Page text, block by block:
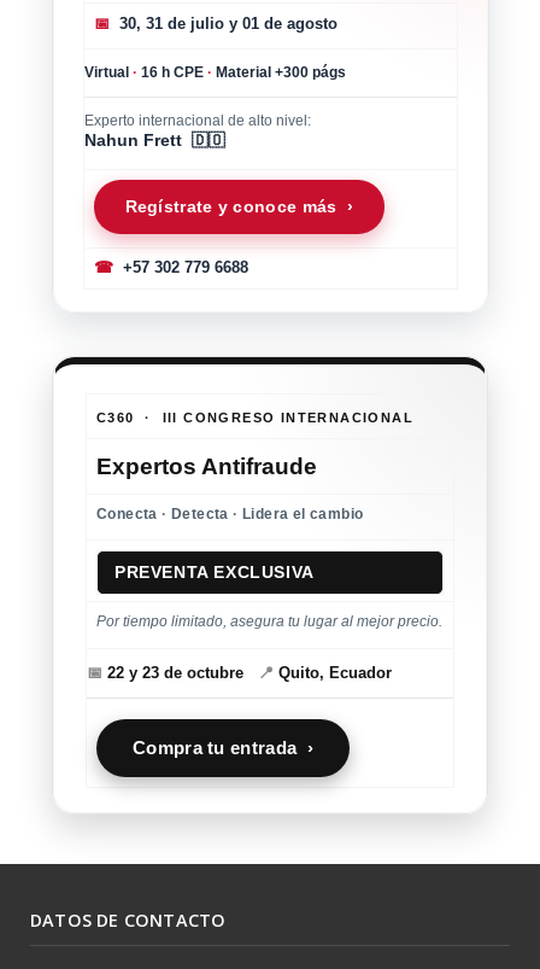
📅 30, 31 de julio y 01 de agosto
Virtual · 16 h CPE · Material +300 págs
Experto internacional de alto nivel:
Nahun Frett 🇩🇴
Regístrate y conoce más ›
☎+57 302 779 6688
C360 · III CONGRESO INTERNACIONAL
Expertos Antifraude
Conecta · Detecta · Lidera el cambio
PREVENTA EXCLUSIVA
Por tiempo limitado, asegura tu lugar al mejor precio.
📅 22 y 23 de octubre 📍 Quito, Ecuador
Compra tu entrada ›
DATOS DE CONTACTO